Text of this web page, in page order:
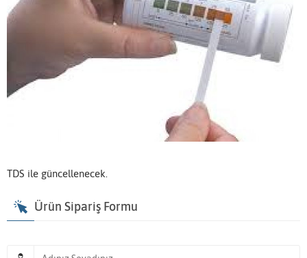
TDS ile güncellenecek.
Ürün Sipariş Formu